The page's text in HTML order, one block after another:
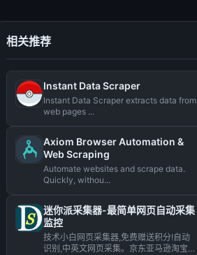
相关推荐
Instant Data Scraper
Instant Data Scraper extracts data from
web pages ...
Axiom Browser Automation &
Web Scraping
Automate websites and scrape data.
Quickly, withou...
迷你派采集器-最简单网页自动采集
监控
技术小白网页采集器,免费赠送积分!自动
识别,中英文网页采集。京东亚马逊淘宝虾